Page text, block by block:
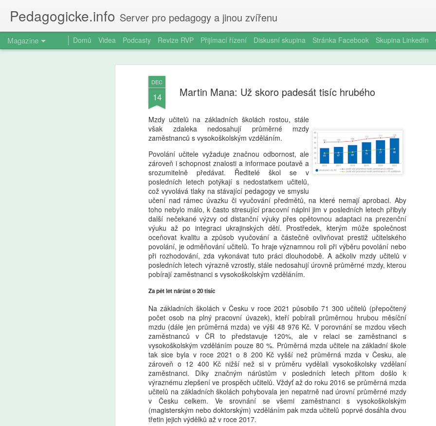
DEC
14 Martin Mana: Už skoro padesát tisíc hrubého
Mzdy učitelů na základních školách rostou, stále
však zdaleka nedosahují průměrné mzdy
zaměstnanců s vysokoškolským vzděláním.
Povolání učitele vyžaduje značnou odbornost, ale
zároveň i schopnost znalosti a informace poutavě a
srozumitelně předávat. Ředitelé škol se v
posledních letech potýkají s nedostatkem učitelů,
což vyvolává tlaky na stávající pedagogy ve smyslu
učení nad rámec úvazku či vyučování předmětů, na které nemají aprobaci. Aby
toho nebylo málo, k často stresující pracovní náplni jim v posledních letech přibyly
další nečekané výzvy od distanční výuky přes opětovnou adaptaci na prezenční
výuku až po integraci ukrajinských dětí. Prostředek, kterým může společnost
oceňovat kvalitu a způsob vyučování a částečně ovlivňovat prestiž učitelského
povolání, je odměňování učitelů. To hraje významnou roli při výběru povolání nebo
při rozhodování, zda vykonávat tuto práci dlouhodobě. A ačkoliv mzdy učitelů v
posledních letech výrazně vzrostly, stále nedosahují úrovně průměrné mzdy, kterou
pobírají zaměstnanci s vysokoškolským vzděláním.
Za pět let nárůst o 20 tisíc
Na základních školách v Česku v roce 2021 působilo 71 300 učitelů (přepočtený
počet osob na plný pracovní úvazek), kteří pobírali průměrnou hrubou měsíční
mzdu (dále jen průměrná mzda) ve výši 48 976 Kč. V porovnání se mzdou všech
zaměstnanců v ČR to představuje 120%, ale v relaci se zaměstnanci s
vysokoškolským vzděláním pouze 80 %. Průměrná mzda učitele na základní škole
tak sice byla v roce 2021 o 8 200 Kč vyšší než průměrná mzda v Česku, ale
zároveň o 12 400 Kč nižší než si v průměru vydělali vysokoškolsky vzdělaní
zaměstnanci. Díky značným nárůstům v posledních letech přitom došlo k
výraznému zlepšení ve prospěch učitelů. Vždyť až do roku 2016 se průměrná mzda
učitelů na základních školách pohybovala jen nepatrně nad úrovní průměrné mzdy
v Česku celkem. Ve srovnání se všemi zaměstnanci s vysokoškolským
(magisterským nebo doktorským) vzděláním pak mzda učitelů poprvé dosáhla dvou
třetin jejich výdělků až v roce 2017.
Pedagogicke.info Server pro pedagogy a jinou zvířenu
Magazine Domů Videa Podcasty Revize RVP Přijímací řízení Diskusní skupina Stránka Facebook Skupina LinkedIn
6
Milan
zkratek:
Zazvonil zvonec a
vzdělávání, kde už se
Proč se učit, když stačí n
vám revoluční koncept:
beztrestně co? Podvádět?
v koutě a hroutí se pod
nezpracovaných esejů, vy
algoritmy, aby za vás
hodnoty, etiku a integritu;
je pro vás nejlepší.
u toho nesmíte chybět.
budoucnost ještě dnes!